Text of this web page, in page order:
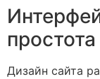
Дизайн сайта